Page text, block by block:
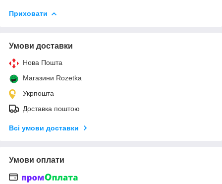
Приховати
Умови доставки
Нова Пошта
Магазини Rozetka
Укрпошта
Доставка поштою
Всі умови доставки
Умови оплати